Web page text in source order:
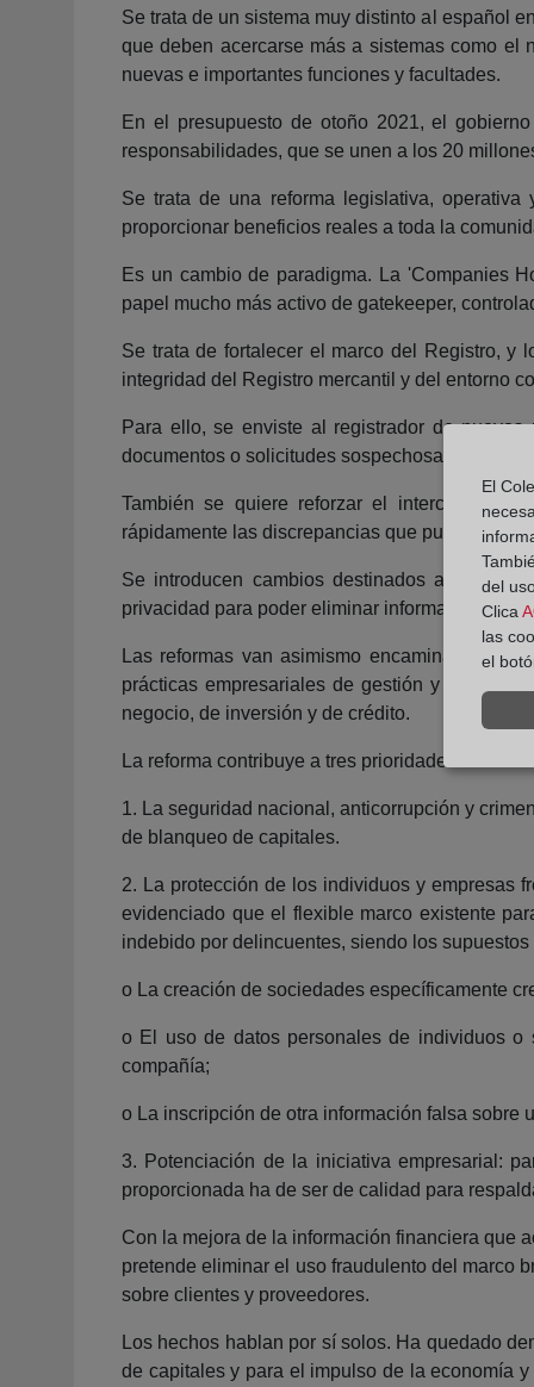
Se trata de un sistema muy distinto al español
que deben acercarse más a sistemas como el
nuevas e importantes funciones y facultades.
En el presupuesto de otoño 2021, el
responsabilidades, que se unen a los 20
Se trata de una reforma legislativa,
proporcionar beneficios reales a toda la
Es un cambio de paradigma. La 'Companies
papel mucho más activo de gatekeeper,
Se trata de fortalecer el marco del Registro, y
integridad del Registro mercantil y del entorno
Para ello, se enviste al registrador de
documentos o solicitudes sospechosas; en
También se quiere reforzar el intercambio
rápidamente las discrepancias que pudieran
Se introducen cambios destinados a que la
privacidad para poder eliminar información
Las reformas van asimismo encaminadas a
prácticas empresariales de gestión y
negocio, de inversión y de crédito.
La reforma contribuye a tres prioridades clave
1. La seguridad nacional, anticorrupción y
de blanqueo de capitales.
2. La protección de los individuos y empresas
evidenciado que el flexible marco existente
indebido por delincuentes, siendo los supuestos
o La creación de sociedades específicamente
o El uso de datos personales de individuos
compañía;
o La inscripción de otra información falsa sobre
3. Potenciación de la iniciativa empresarial:
proporcionada ha de ser de calidad para
Con la mejora de la información financiera que
pretende eliminar el uso fraudulento del marco
sobre clientes y proveedores.
Los hechos hablan por sí solos. Ha quedado
de capitales y para el impulso de la economía
El
del
Clica
las
el